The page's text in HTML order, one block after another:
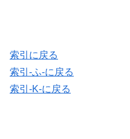
索引に戻る
索引-ふ-に戻る
索引-K-に戻る